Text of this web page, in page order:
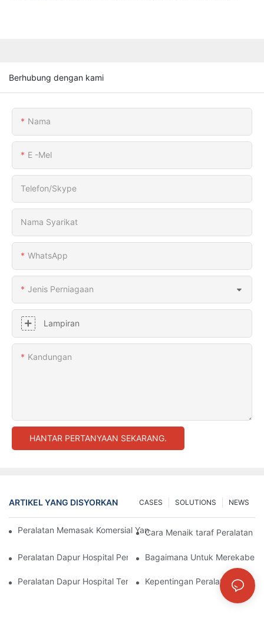
Berhubung dengan kami
Nama
E -mel
Telefon/Skype
Nama Syarikat
WhatsApp
Jenis Perniagaan
Lampiran
Kandungan
HANTAR PERTANYAAN SEKARANG.
ARTIKEL YANG DISYORKAN NEWS
SOLUTIONS
CASES
Peralatan Memasak Komersial Yang Penting Untuk Dapur Hotel
Cara Menaik taraf Peralatan
Peralatan Dapur Hospital Penting Untuk Penyediaan Makanan
Bagaimana Untuk
Peralatan Dapur Hospital Terbaik Untuk Pemakanan Dan
Kepentingan Peralatan Dapur